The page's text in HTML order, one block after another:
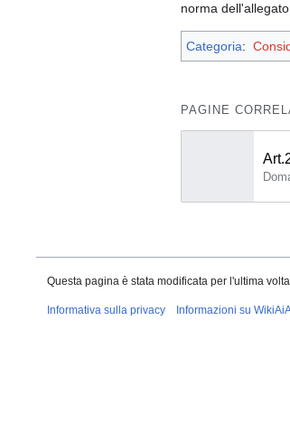
norma
Categoria:
PAGINE
Questa pagina è stata modificata per l'ultima
Informativa sulla privacy Informazioni su